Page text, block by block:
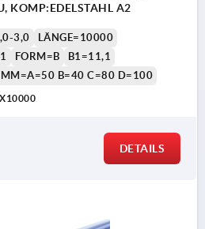
KOMP:EDELSTAHL A2
3,0
LÄNGE=10000
FORM=B
B1=11,1
MM=A=50 B=40 C=80 D=100
DETAILS